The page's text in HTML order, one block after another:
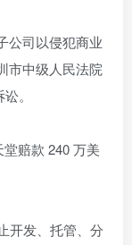
公司以侵犯商业
市中级人民法院
。
赔款 240 万美
开发、托管、分